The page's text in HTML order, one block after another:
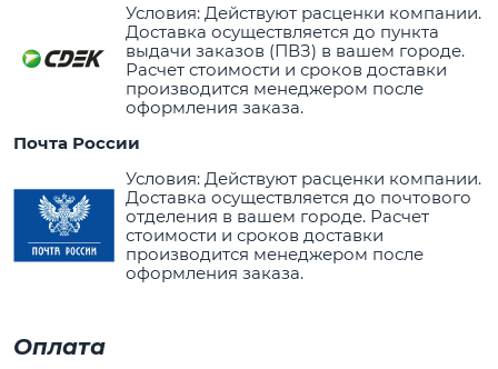
Условия: Действуют расценки компании.
Доставка осуществляется до пункта
выдачи заказов (ПВЗ) в вашем городе.
Расчет стоимости и сроков доставки
производится менеджером после
оформления заказа.
Почта России
Условия: Действуют расценки компании.
Доставка осуществляется до почтового
отделения в вашем городе. Расчет
стоимости и сроков доставки
производится менеджером после
оформления заказа.
Оплата